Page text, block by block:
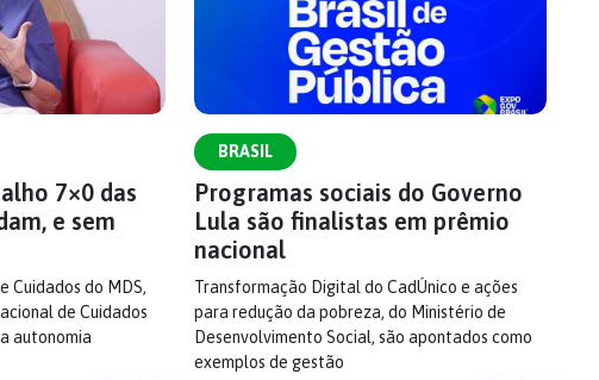
7×0 das
e sem
Cuidados do MDS,
de Cuidados
autonomia
BRASIL
Programas sociais do Governo
Lula são finalistas em prêmio
nacional
Transformação Digital do CadÚnico e ações
para redução da pobreza, do Ministério de
Desenvolvimento Social, são apontados como
exemplos de gestão